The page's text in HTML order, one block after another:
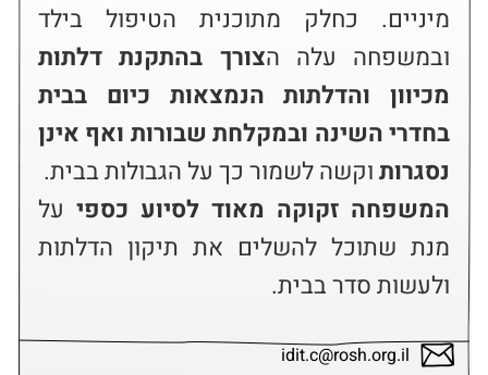
מיניים. כחלק מתוכנית הטיפול בילד
ובמשפחה עלה ה
צורך בהתקנת דלתות
מכיוון והדלתות הנמצאות כיום בבית
בחדרי השינה ובמקלחת שבורות ואף אינן
נסגרות וקשה לשמור כך על הגבולות בבית.
המשפחה זקוקה מאוד לסיוע כספי
על
מנת שתוכל להשלים את תיקון הדלתות
ולעשות סדר בבית.
idit.c@rosh.org.il